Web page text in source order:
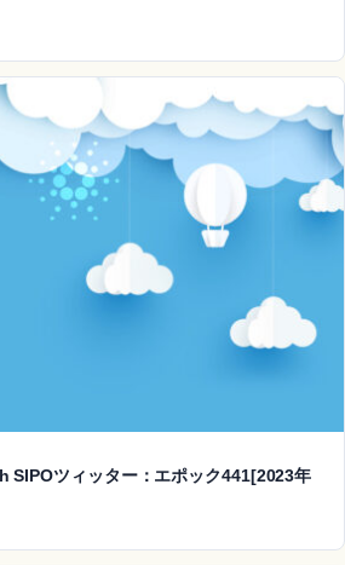
SIPOツィッター：エポック441[2023年